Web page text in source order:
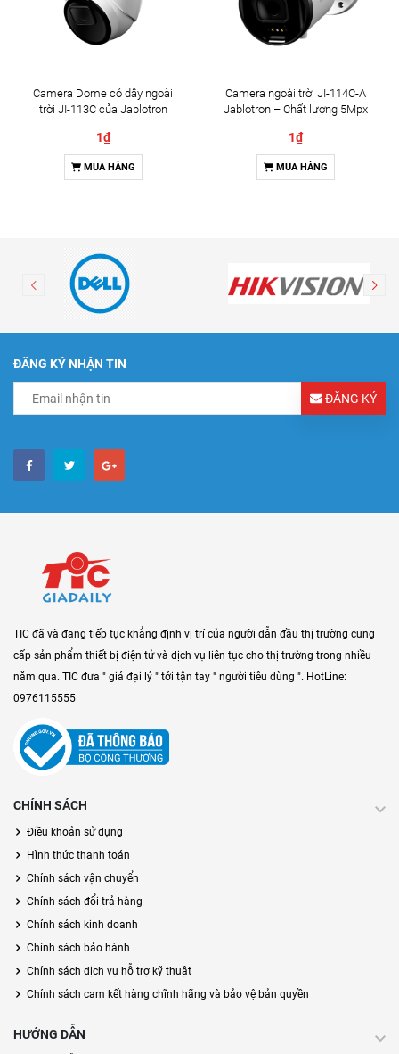
Camera Dome có dây ngoài
trời JI-113C của Jablotron
1₫
MUA HÀNG
Camera ngoài trời JI-114C-A
Jablotron – Chất lượng 5Mpx
1₫
MUA HÀNG
ĐĂNG KÝ NHẬN TIN
ĐĂNG KÝ
TIC đã và đang tiếp tục khẳng định vị trí của người dẫn đầu thị trường cung
cấp sản phẩm thiết bị điện tử và dịch vụ liên tục cho thị trường trong nhiều
năm qua. TIC đưa " giá đại lý " tới tận tay " người tiêu dùng ". HotLine:
0976115555
CHÍNH SÁCH
Điều khoản sử dụng
Hình thức thanh toán
Chính sách vận chuyển
Chính sách đổi trả hàng
Chính sách kinh doanh
Chính sách bảo hành
Chính sách dịch vụ hỗ trợ kỹ thuật
Chính sách cam kết hàng chĩnh hãng và bảo vệ bản quyền
HƯỚNG DẪN